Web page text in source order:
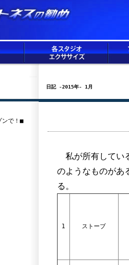
で！■
日記 -2015年- 1月
私が所有してい
のようなものがあ
る。
1 ストーブ